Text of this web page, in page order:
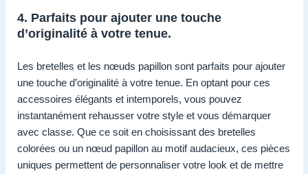
4. Parfaits pour ajouter une touche
d’originalité à votre tenue.
Les bretelles et les nœuds papillon sont parfaits pour ajouter
une touche d’originalité à votre tenue. En optant pour ces
accessoires élégants et intemporels, vous pouvez
instantanément rehausser votre style et vous démarquer
avec classe. Que ce soit en choisissant des bretelles
colorées ou un nœud papillon au motif audacieux, ces pièces
uniques permettent de personnaliser votre look et de mettre